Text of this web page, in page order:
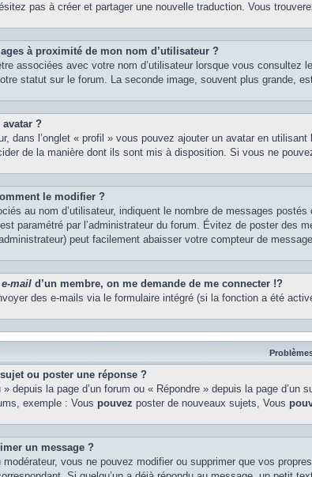
pas à créer et partager une nouvelle traduction. Vous
à proximité de mon nom d’utilisateur ?
associées avec votre nom d’utilisateur lorsque vous
statut sur le forum. La seconde image, souvent plus grande,
?
dans l’onglet « profil » vous pouvez ajouter un avatar en
de la manière dont ils sont mis à disposition. Si vous ne
le modifier ?
au nom d’utilisateur, indiquent le nombre de messages
est paramétré par l’administrateur du forum. Évitez de poster
peut facilement abaisser votre compteur de
e-mail d’un membre, on me demande de me connecter !?
des e-mails via le formulaire intégré (si la fonction a été
ou poster une réponse ?
depuis la page d’un forum ou « Répondre » depuis la page
exemple : Vous pouvez poster de nouveaux sujets, Vous
un message ?
modérateur, vous ne pouvez modifier ou supprimer que vos